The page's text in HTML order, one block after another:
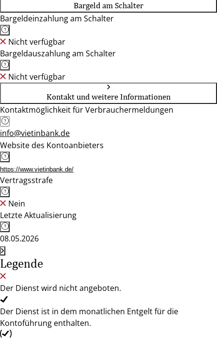
Bargeld am Schalter
Bargeldeinzahlung am Schalter
Nicht verfügbar
Bargeldauszahlung am Schalter
Nicht verfügbar
Kontakt und weitere Informationen
Kontaktmöglichkeit für Verbrauchermeldungen
info@vietinbank.de
Website des Kontoanbieters
https://www.vietinbank.de/
Vertragsstrafe
Nein
Letzte Aktualisierung
08.05.2026
Legende
Der Dienst wird nicht angeboten.
Der Dienst ist in dem monatlichen Entgelt für die
Kontoführung enthalten.